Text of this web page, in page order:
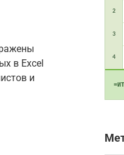
в Excel
и
2
3
4